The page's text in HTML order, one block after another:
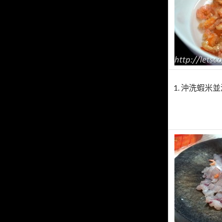
1. 沖洗蝦米